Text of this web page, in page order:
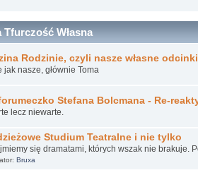
Tfurczość Własna
Rodzinie, czyli nasze własne odcinki
jak nasze, głównie Toma
Stefana Bolcmana - Re-
lecz niewarte.
Studium Teatralne i nie tylko
się dramatami, których wszak nie brakuje.
Bruxa